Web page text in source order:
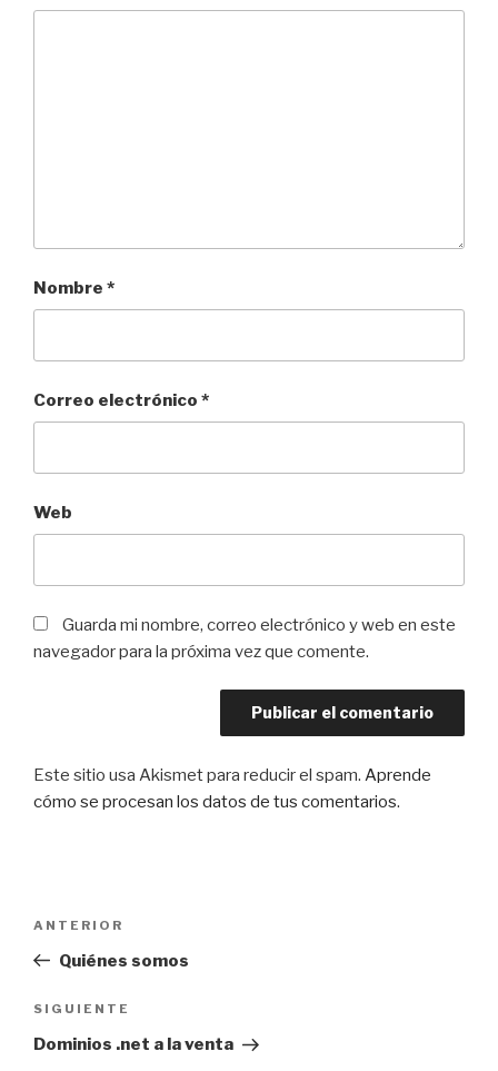
Nombre *
Correo electrónico *
Web
Guarda mi nombre, correo electrónico y web en este
navegador para la próxima vez que comente.
Este sitio usa Akismet para reducir el spam. Aprende
cómo se procesan los datos de tus comentarios.
entradas
Entrada
anterior:
ANTERIOR
Quiénes somos
Siguiente
entrada
SIGUIENTE
Dominios .net a la venta